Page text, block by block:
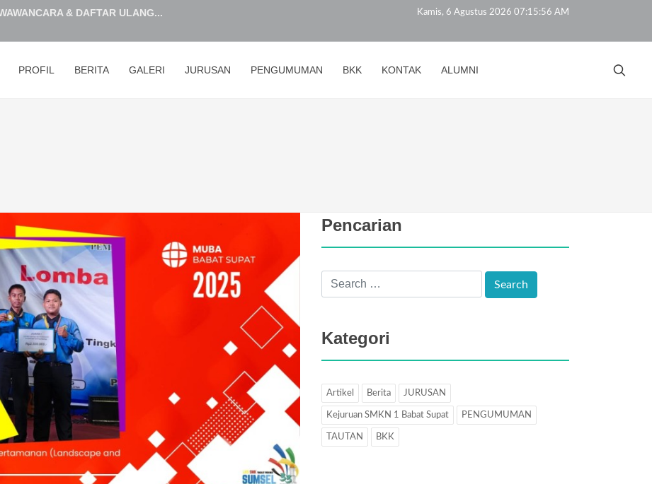
Hijriah...
MERAIH JUARA 1 LKS 2026 TINGKAT ...
Supat Rampungkan Sterilis...
dan Mewakili Sumsel yang ke 5...
CALON PESERTA DIDIK BARU SMKN...
SISTEM PENERIMAAN MURID BARU (SPMB)...
& DAFTAR ULANG...
Kamis, 6 Agustus 2026 07:15:57 AM
PROFIL BERITA GALERI JURUSAN PENGUMUMAN BKK KONTAK ALUMNI
Pencarian
Kategori
Artikel Berita JURUSAN
Kejuruan SMKN 1 Babat Supat PENGUMUMAN
TAUTAN BKK